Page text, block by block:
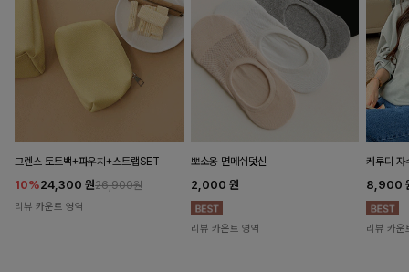
그렌스 토트백+파우치+스트랩SET
10%24,300 원26,900원
리뷰 카운트 영역
뽀소옹 면메쉬덧신
2,000 원
리뷰 카운트 영역
케루디 자
8,900
리뷰 카운